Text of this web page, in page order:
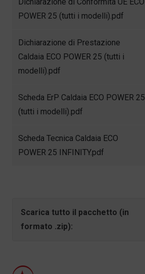
POWER 25 (tutti i modelli).pdf
Dichiarazione di Prestazione
Caldaia ECO POWER 25 (tutti i
modelli).pdf
Scheda ErP Caldaia ECO POWER 25
(tutti i modelli).pdf
Scheda Tecnica Caldaia ECO
POWER 25 INFINITY.pdf
Scarica tutto il pacchetto (in
formato .zip):